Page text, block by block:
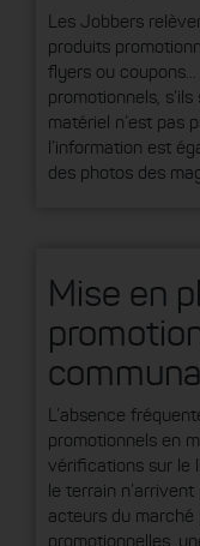
Les Jobbers
produits
flyers ou
promotionnels,
matériel n’est pas
l’information est
des photos des
Mise en
L’absence
promotionnels en
vérifications sur le
le terrain n’arrivent
acteurs du marché